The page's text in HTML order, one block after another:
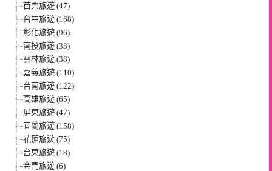
苗栗旅遊 (47)
台中旅遊 (168)
彰化旅遊 (96)
南投旅遊 (33)
雲林旅遊 (38)
嘉義旅遊 (110)
台南旅遊 (122)
高雄旅遊 (65)
屏東旅遊 (47)
宜蘭旅遊 (158)
花蓮旅遊 (75)
台東旅遊 (18)
金門旅遊 (6)